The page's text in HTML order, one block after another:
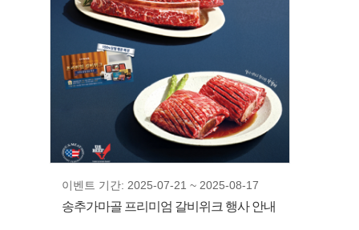
이벤트 기간: 2025-07-21 ~ 2025-08-17
송추가마골 프리미엄 갈비위크 행사 안내